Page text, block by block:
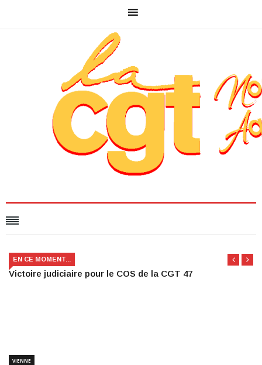
EN CE MOMENT...
Victoire judiciaire pour le COS de la CGT 47
VIENNE